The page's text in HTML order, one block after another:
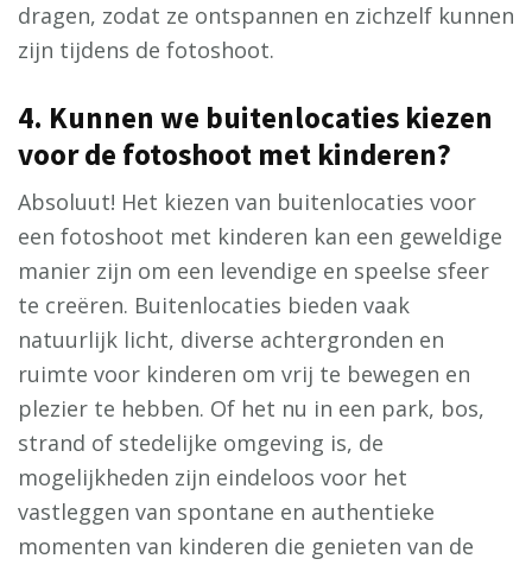
dragen, zodat ze ontspannen en zichzelf kunnen
zijn tijdens de fotoshoot.
4. Kunnen we buitenlocaties kiezen
voor de fotoshoot met kinderen?
Absoluut! Het kiezen van buitenlocaties voor
een fotoshoot met kinderen kan een geweldige
manier zijn om een levendige en speelse sfeer
te creëren. Buitenlocaties bieden vaak
natuurlijk licht, diverse achtergronden en
ruimte voor kinderen om vrij te bewegen en
plezier te hebben. Of het nu in een park, bos,
strand of stedelijke omgeving is, de
mogelijkheden zijn eindeloos voor het
vastleggen van spontane en authentieke
momenten van kinderen die genieten van de